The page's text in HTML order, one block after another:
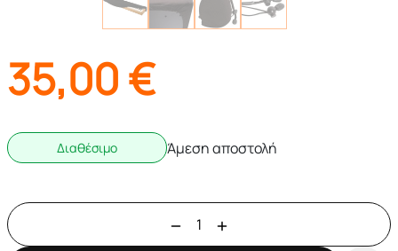
35,00€
Διαθέσιμο Άμεση αποστολή